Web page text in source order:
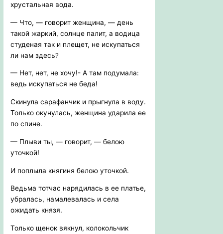
хрустальная вода.
— Что, — говорит женщина, — день
такой жаркий, солнце палит, а водица
студеная так и плещет, не искупаться
ли нам здесь?
— Нет, нет, не хочу!- А там подумала:
ведь искупаться не беда!
Скинула сарафанчик и прыгнула в воду.
Только окунулась, женщина ударила ее
по спине.
— Плыви ты, — говорит, — белою
уточкой!
И поплыла княгиня белою уточкой.
Ведьма тотчас нарядилась в ее платье,
убралась, намалевалась и села
ожидать князя.
Только щенок вякнул, колокольчик